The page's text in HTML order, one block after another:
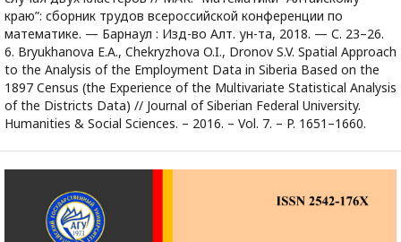
краю”: сборник трудов всероссийской конференции по
математике. — Барнаул : Изд-во Алт. ун-та, 2018. — С. 23–26.
6. Bryukhanova E.A., Chekryzhova O.I., Dronov S.V. Spatial Approach
to the Analysis of the Employment Data in Siberia Based on the
1897 Census (the Experience of the Multivariate Statistical Analysis
of the Districts Data) // Journal of Siberian Federal University.
Humanities & Social Sciences. – 2016. – Vol. 7. – P. 1651–1660.